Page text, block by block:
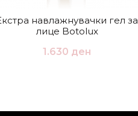
навлажнувачки гел за
лице Botolux
1.630 ден